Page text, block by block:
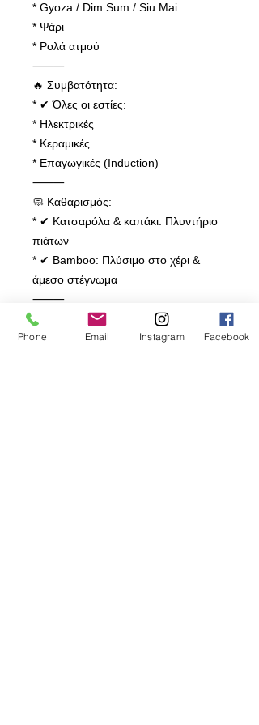
* Gyoza / Dim Sum / Siu Mai
* Ψάρι
* Ρολά ατμού
⸻
🔥 Συμβατότητα:
* ✔ Όλες οι εστίες:
* Ηλεκτρικές
* Κεραμικές
* Επαγωγικές (Induction)
⸻
🧼 Καθαρισμός:
* ✔ Κατσαρόλα & καπάκι: Πλυντήριο
πιάτων
* ✔ Bamboo: Πλύσιμο στο χέρι &
άμεσο στέγνωμα
⸻
📐 Διαστάσεις:
* Με steamer: 22 x 18 cm
Phone Email Instagram Facebook